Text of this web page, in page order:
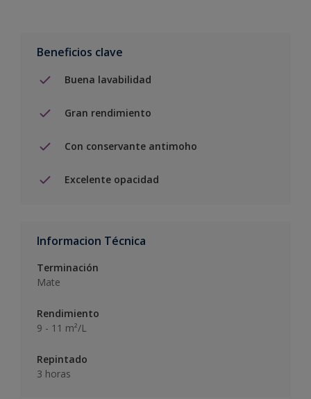
Beneficios clave
Buena lavabilidad
Gran rendimiento
Con conservante antimoho
Excelente opacidad
Informacion Técnica
Terminación
Mate
Rendimiento
9 - 11 m²/L
Repintado
3 horas